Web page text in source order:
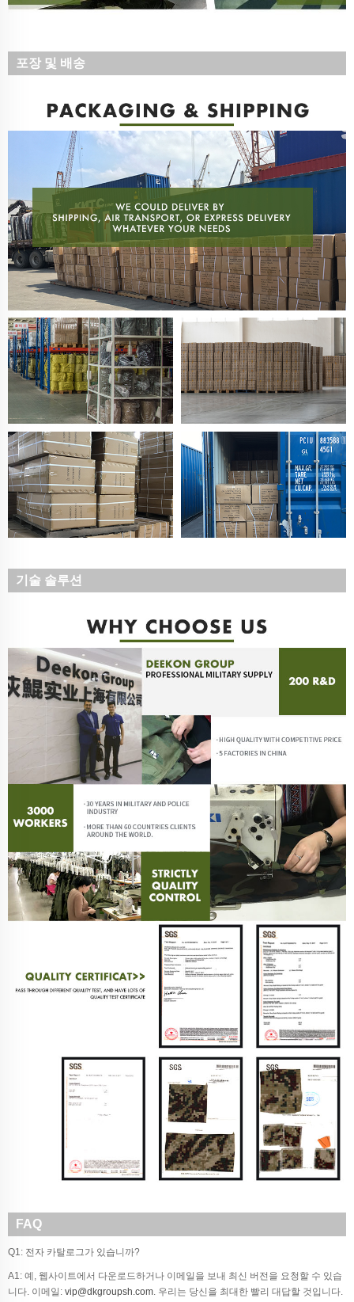
포장 및 배송
기술 솔루션
FAQ
Q1: 전자 카탈로그가 있습니까?
A1: 예, 웹사이트에서 다운로드하거나 이메일을 보내 최신 버전을 요청할 수 있습
니다. 이메일: vip@dkgroupsh.com. 우리는 당신을 최대한 빨리 대답할 것입니다.